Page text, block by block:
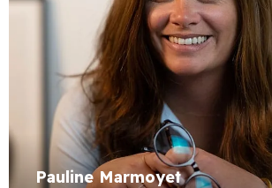
Pauline Marmoyet